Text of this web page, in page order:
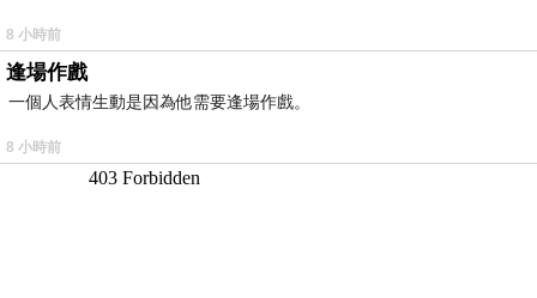
8 小時前
逢場作戲
一個人表情生動是因為他需要逢場作戲。
8 小時前